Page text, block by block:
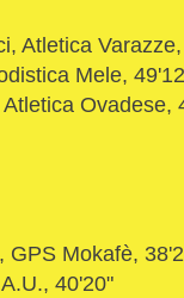
Atletica
Mele,
Ovadese,
GPS Mokafè,
40'20"